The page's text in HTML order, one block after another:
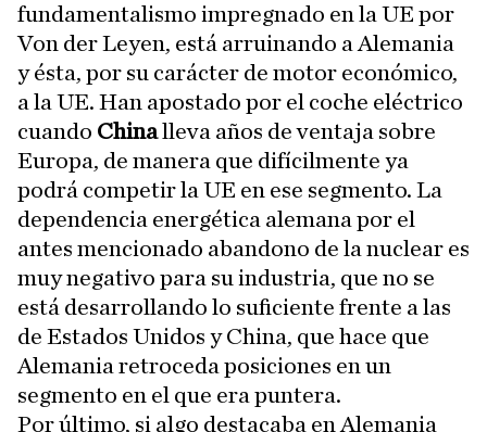
fundamentalismo impregnado en la UE por
Von der Leyen, está arruinando a Alemania
y ésta, por su carácter de motor económico,
a la UE. Han apostado por el coche eléctrico
cuando Chinalleva años de ventaja sobre
Europa, de manera que difícilmente ya
podrá competir la UE en ese segmento. La
dependencia energética alemana por el
antes mencionado abandono de la nuclear es
muy negativo para su industria, que no se
está desarrollando lo suficiente frente a las
de Estados Unidos y China, que hace que
Alemania retroceda posiciones en un
segmento en el que era puntera.
Por último, si algo destacaba en Alemania